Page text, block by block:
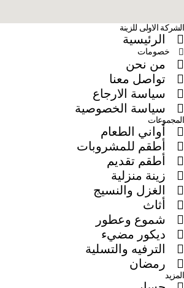
الشركة الاولى للزينة
الرئيسية
خصومات
من نحن
تواصل معنا
سياسة الارجاع
سياسة الخصوصية
المجموعات
أواني الطعام
أطقم للمشروبات
أطقم تقديم
زينة منزلية
الغزل والنسيج
أثاث
شموع وعطور
ديكور مضيء
الترفيه والتسلية
رمضان
المزيد